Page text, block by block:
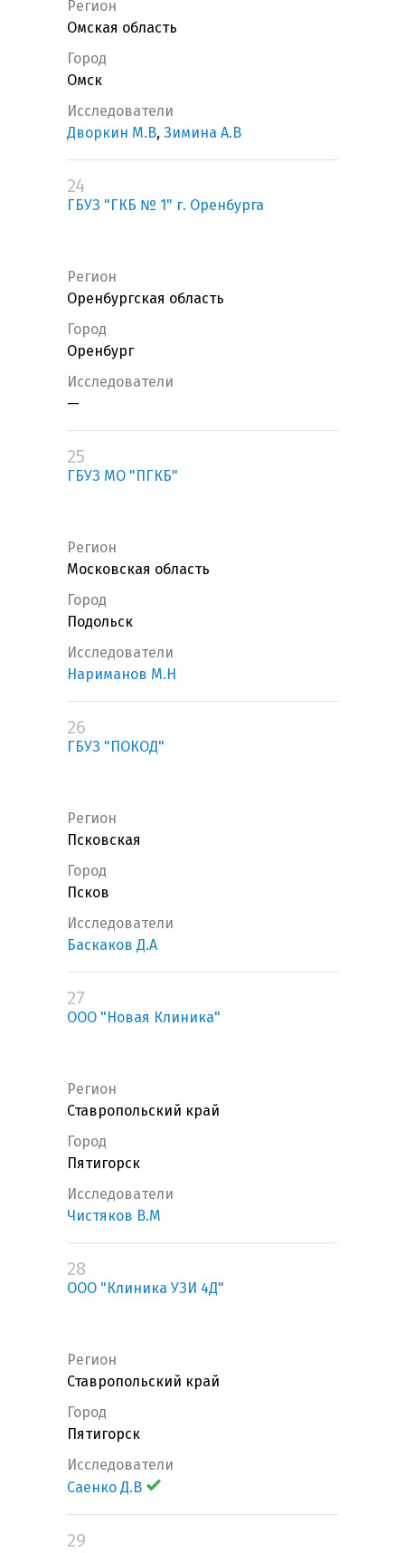
Регион
Омская область
Город
Омск
Исследователи
Дворкин М.В, Зимина А.В
24
ГБУЗ "ГКБ № 1" г. Оренбурга
Регион
Оренбургская область
Город
Оренбург
Исследователи
—
25
ГБУЗ МО "ПГКБ"
Регион
Московская область
Город
Подольск
Исследователи
Нариманов М.Н
26
ГБУЗ "ПОКОД"
Регион
Псковская
Город
Псков
Исследователи
Баскаков Д.А
27
ООО "Новая Клиника"
Регион
Ставропольский край
Город
Пятигорск
Исследователи
Чистяков В.М
28
ООО "Клиника УЗИ 4Д"
Регион
Ставропольский край
Город
Пятигорск
Исследователи
Саенко Д.В
29